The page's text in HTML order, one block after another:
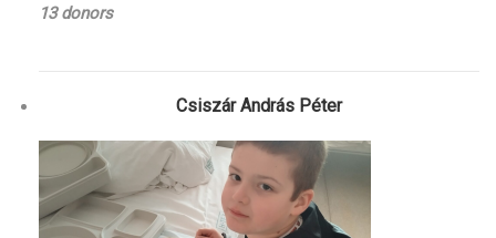
13 donors
Csiszár András Péter